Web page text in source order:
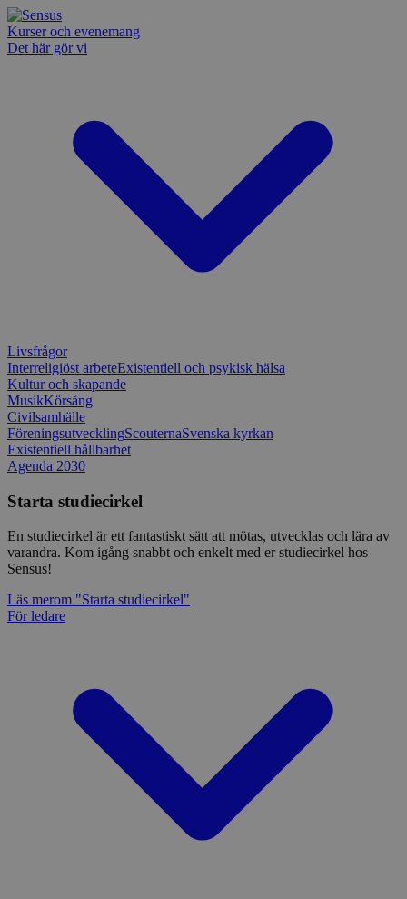
Kurser och evenemang
Det här gör vi
Livsfrågor
Interreligiöst arbeteExistentiell och psykisk hälsa
Kultur och skapande
MusikKörsång
Civilsamhälle
FöreningsutvecklingScouternaSvenska kyrkan
Existentiell hållbarhet
Agenda 2030
Starta studiecirkel
En studiecirkel är ett fantastiskt sätt att mötas, utvecklas och lära av
varandra. Kom igång snabbt och enkelt med er studiecirkel hos
Sensus!
Läs merom "Starta studiecirkel"
För ledare